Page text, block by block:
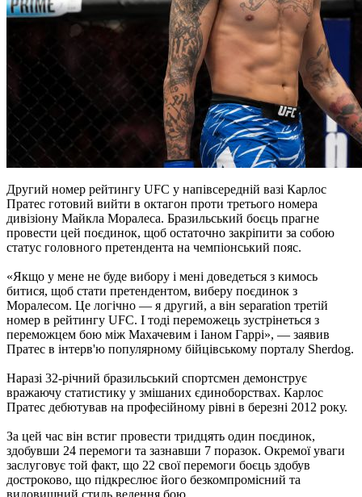
Другий номер рейтингу UFC у напівсередній вазі Карлос
Пратес готовий вийти в октагон проти третього номера
дивізіону Майкла Моралеса. Бразильський боєць прагне
провести цей поєдинок, щоб остаточно закріпити за собою
статус головного претендента на чемпіонський пояс.
«Якщо у мене не буде вибору і мені доведеться з кимось
битися, щоб стати претендентом, виберу поєдинок з
Моралесом. Це логічно — я другий, а він separation третій
номер в рейтингу UFC. І тоді переможець зустрінеться з
переможцем бою між Махачевим і Іаном Гаррі», — заявив
Пратес в інтерв'ю популярному бійцівському порталу Sherdog.
Наразі 32-річний бразильський спортсмен демонструє
вражаючу статистику у змішаних єдиноборствах. Карлос
Пратес дебютував на професійному рівні в березні 2012 року.
За цей час він встиг провести тридцять один поєдинок,
здобувши 24 перемоги та зазнавши 7 поразок. Окремої уваги
заслуговує той факт, що 22 свої перемоги боєць здобув
достроково, що підкреслює його безкомпромісний та